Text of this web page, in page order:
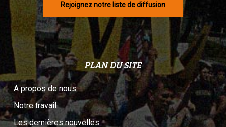
Rejoignez notre liste de diffusion
PLAN DU SITE
A propos de nous
Notre travail
Les dernières nouvelles